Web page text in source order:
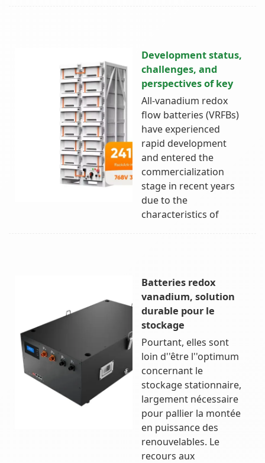
Development status,
challenges, and
perspectives of key
All-vanadium redox
flow batteries (VRFBs)
have experienced
rapid development
and entered the
commercialization
stage in recent years
due to the
characteristics of
Batteries redox
vanadium, solution
durable pour le
stockage
Pourtant, elles sont
loin d''être l''optimum
concernant le
stockage stationnaire,
largement nécessaire
pour pallier la montée
en puissance des
renouvelables. Le
recours aux